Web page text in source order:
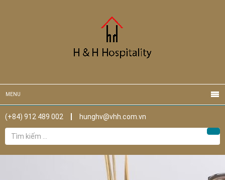
MENU
(+84) 912 489 002
hunghv@vhh.com.vn
Tìm
kiếm
cho: